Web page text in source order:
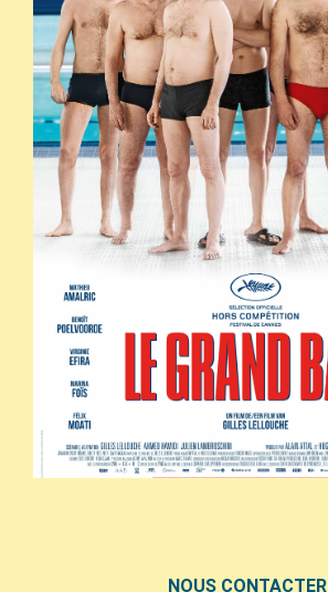
NOUS CONTACTER